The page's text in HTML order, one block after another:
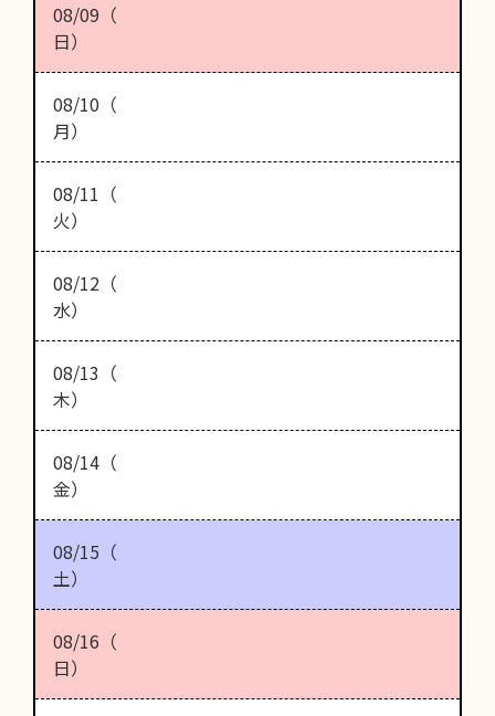
08/09（
日）
08/10（
月）
08/11（
火）
08/12（
水）
08/13（
木）
08/14（
金）
08/15（
土）
08/16（
日）